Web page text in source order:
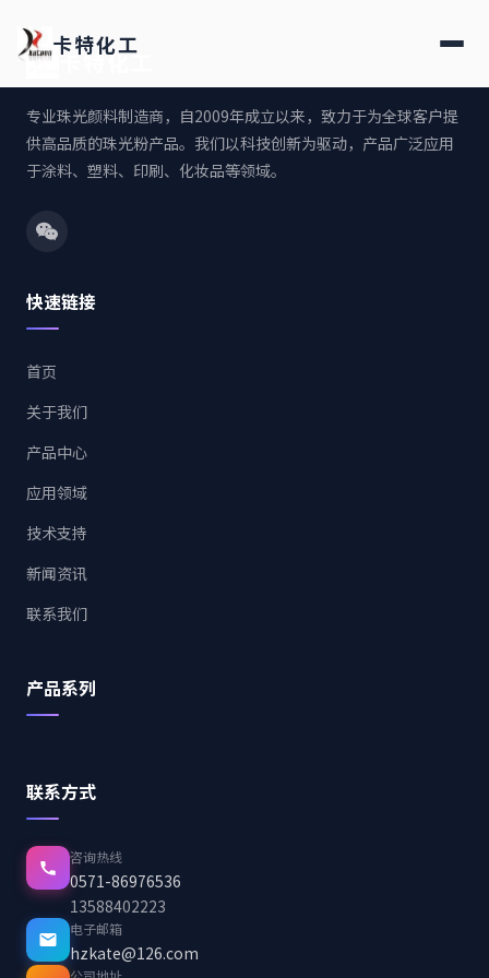
卡特化工
卡特化工
专业珠光颜料制造商，自2009年成立以来，致力于为全球客户提
供高品质的珠光粉产品。我们以科技创新为驱动，产品广泛应用
于涂料、塑料、印刷、化妆品等领域。
快速链接
首页
关于我们
产品中心
应用领域
技术支持
新闻资讯
联系我们
产品系列
联系方式
咨询热线
0571-86976536
13588402223
电子邮箱
hzkate@126.com